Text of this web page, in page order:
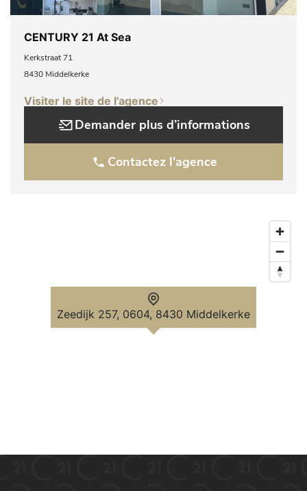
CENTURY 21 At Sea
Kerkstraat 71
8430 Middelkerke
Visiter le site de l'agence
Demander plus d’informations
Contactez l'agence
Zeedijk 257, 0604, 8430 Middelkerke